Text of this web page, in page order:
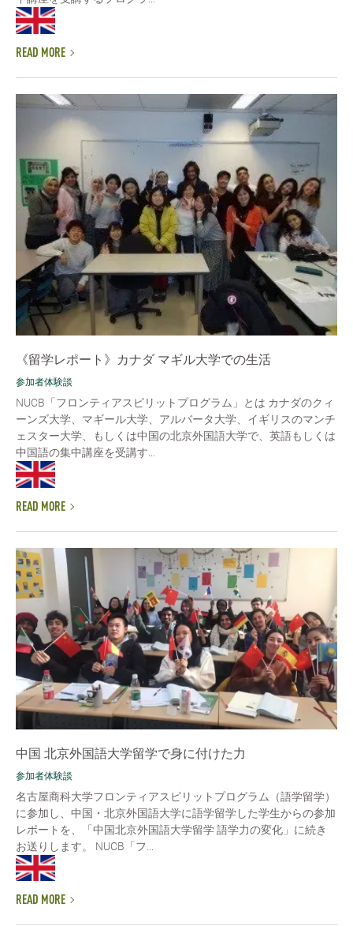
READ MORE
《留学レポート》カナダ マギル大学での生活
参加者体験談
NUCB「フロンティアスピリットプログラム」とは カナダのクィ
ーンズ大学、マギール大学、アルバータ大学、イギリスのマンチ
ェスター大学、もしくは中国の北京外国語大学で、英語もしくは
中国語の集中講座を受講す...
READ MORE
中国 北京外国語大学留学で身に付けた力
参加者体験談
名古屋商科大学フロンティアスピリットプログラム（語学留学）
に参加し、中国・北京外国語大学に語学留学した学生からの参加
レポートを、「中国北京外国語大学留学 語学力の変化」に続き
お送りします。 NUCB「フ...
READ MORE